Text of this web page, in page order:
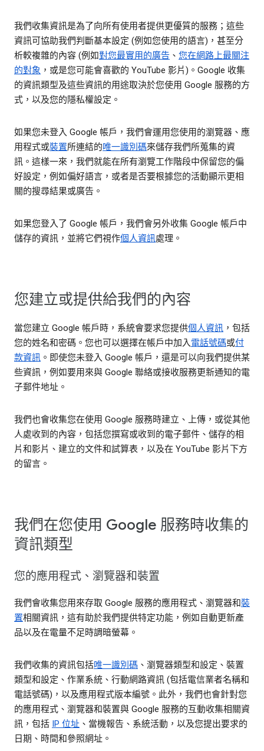
我們收集資訊是為了向所有使用者提供更優質的服務；這些
資訊可協助我們判斷基本設定 (例如您使用的語言)，甚至分
析較複雜的內容 (例如對您最實用的廣告 、 您在網路上最關注
的對象 ，或是您可能會喜歡的 YouTube 影片)。Google 收集
的資訊類型及這些資訊的用途取決於您使用 Google 服務的方
式，以及您的隱私權設定。
如果您未登入 Google 帳戶，我們會運用您使用的瀏覽器、應
用程式或裝置所連結的唯一識別碼來儲存我們所蒐集的資
訊。這樣一來，我們就能在所有瀏覽工作階段中保留您的偏
好設定，例如偏好語言，或者是否要根據您的活動顯示更相
關的搜尋結果或廣告。
如果您登入了 Google 帳戶，我們會另外收集 Google 帳戶中
儲存的資訊，並將它們視作個人資訊處理。
您建立或提供給我們的內容
當您建立 Google 帳戶時，系統會要求您提供個人資訊 ，包括
您的姓名和密碼。您也可以選擇在帳戶中加入電話號碼或付
款資訊 。即使您未登入 Google 帳戶，還是可以向我們提供某
些資訊，例如要用來與 Google 聯絡或接收服務更新通知的電
子郵件地址。
我們也會收集您在使用 Google 服務時建立、上傳，或從其他
人處收到的內容，包括您撰寫或收到的電子郵件、儲存的相
片和影片、建立的文件和試算表，以及在 YouTube 影片下方
的留言。
我們在您使用 Google 服務時收集的
資訊類型
您的應用程式、瀏覽器和裝置
我們會收集您用來存取 Google 服務的應用程式、瀏覽器和裝
置相關資訊，這有助於我們提供特定功能，例如自動更新產
品以及在電量不足時調暗螢幕。
我們收集的資訊包括唯一識別碼 、瀏覽器類型和設定、裝置
類型和設定、作業系統、行動網路資訊 (包括電信業者名稱和
電話號碼)，以及應用程式版本編號。此外，我們也會針對您
的應用程式、瀏覽器和裝置與 Google 服務的互動收集相關資
訊，包括 IP 位址 、當機報告、系統活動，以及您提出要求的
日期、時間和參照網址。